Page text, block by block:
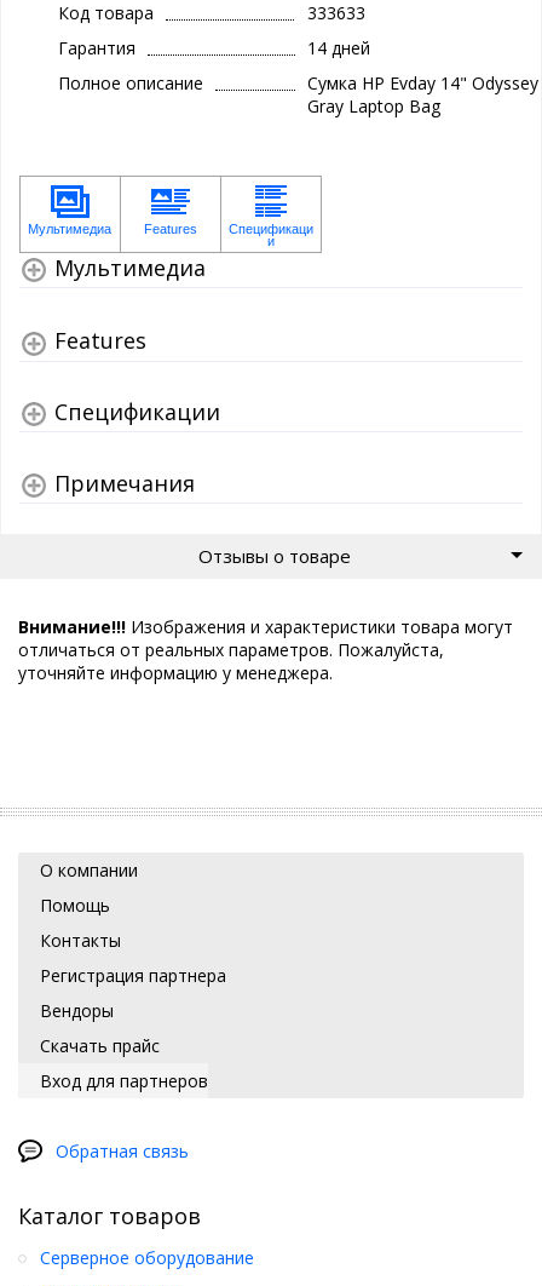
Код товара
333633
Гарантия
14 дней
Полное описание
Сумка HP Evday 14" Odyssey
Gray Laptop Bag
Мультимедиа
Features
Спецификации
Примечания
Отзывы о товаре
Внимание!!! Изображения и характеристики товара могут
отличаться от реальных параметров. Пожалуйста,
уточняйте информацию у менеджера.
О компании
Помощь
Контакты
Регистрация партнера
Вендоры
Скачать прайс
Вход для партнеров
Обратная связь
Каталог товаров
Серверное оборудование